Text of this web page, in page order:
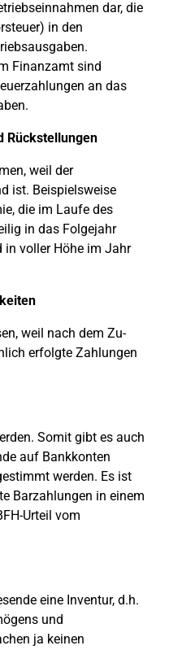
dar, die
in den
Finanzamt sind
an das
Rückstellungen
weil der
ist. Beispielsweise
die im Laufe des
in das Folgejahr
in voller Höhe im Jahr
weil nach dem Zu-
erfolgte Zahlungen
Somit gibt es auch
auf Bankkonten
werden. Es ist
Barzahlungen in einem
Urteil vom
eine Inventur, d.h.
und
ja keinen